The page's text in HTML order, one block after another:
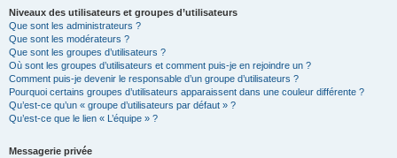
Niveaux des utilisateurs et groupes d’utilisateurs
Que sont les administrateurs ?
Que sont les modérateurs ?
Que sont les groupes d’utilisateurs ?
Où sont les groupes d’utilisateurs et comment puis-je en rejoindre un ?
Comment puis-je devenir le responsable d’un groupe d’utilisateurs ?
Pourquoi certains groupes d’utilisateurs apparaissent dans une couleur différente ?
Qu’est-ce qu’un « groupe d’utilisateurs par défaut » ?
Qu’est-ce que le lien « L’équipe » ?
Messagerie privée